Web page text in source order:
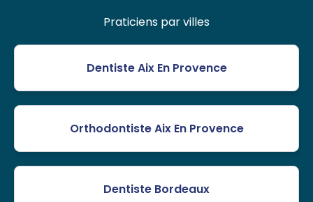
Praticiens par villes
Dentiste Aix En Provence
Orthodontiste Aix En Provence
Dentiste Bordeaux